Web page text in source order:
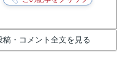
稿・コメント全文を見る